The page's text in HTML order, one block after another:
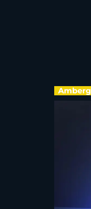
Amberg